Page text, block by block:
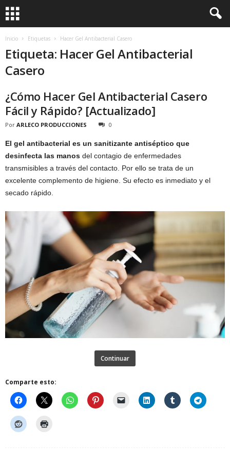
Inicio Etiquetas Hacer Gel Antibacterial Casero
Etiqueta: Hacer Gel Antibacterial
Casero
¿Cómo Hacer Gel Antibacterial Casero
Fácil y Rápido? [Actualizado]
Por ARLECO PRODUCCIONES 0
El gel antibacterial es un sanitizante antiséptico que
desinfecta las manos del contagio de enfermedades
transmisibles a través del contacto. Por ello se trata de un
excelente complemento de higiene. Su efecto es inmediato y el
secado rápido.
Continuar
Comparte esto: